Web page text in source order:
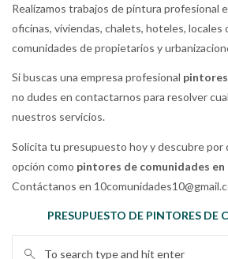
Realizamos trabajos de pintura profesional
oficinas, viviendas, chalets, hoteles, locales
comunidades de propietarios y
Si buscas una empresa profesional
no dudes en contactarnos para resolver
nuestros servicios.
Solicita tu presupuesto hoy y descubre por
opción como pintores de comunidades
Contáctanos en
PRESUPUESTO DE PINTORES DE